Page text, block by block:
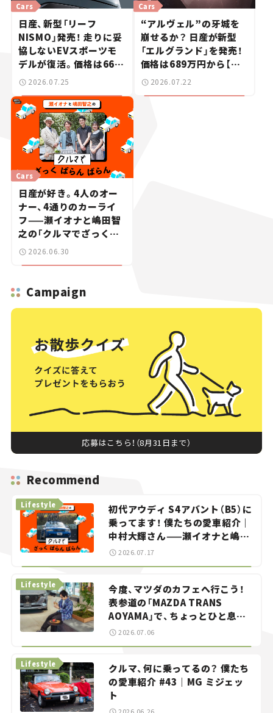
Cars
日産、新型「リーフ
NISMO」発売！ 走りに妥
協しないEVスポーツモ
デルが復活。価格は660
万円から【新車ニュース】
2026.07.25
Cars
“アルヴェル”の牙城を
崩せるか？ 日産が新型
「エルグランド」を発売！
価格は689万円から【新
車ニュース】
2026.07.22
Cars
日産が好き。4人のオー
ナー、4通りのカーライ
フ——瀬イオナと嶋田智
之の「クルマでざっくば
らんばらん！」＃19
2026.06.30
Campaign
応募はこちら！（8月31日まで）
Recommend
初代アウディ S4アバント（B5）に
乗ってます！ 僕たちの愛車紹介｜
中村大輝さん——瀬イオナと嶋田
智之の「クルマでざっくばらんば
Lifestyle
2026.07.17
今度、マツダのカフェへ行こう！
表参道の「MAZDA TRANS
AOYAMA」で、ちょっとひと息。
——連載｜CCGとクルマでどうす
Lifestyle
2026.07.06
クルマ、何に乗ってるの？ 僕たち
の愛車紹介 #43｜MG ミジェッ
ト
Lifestyle